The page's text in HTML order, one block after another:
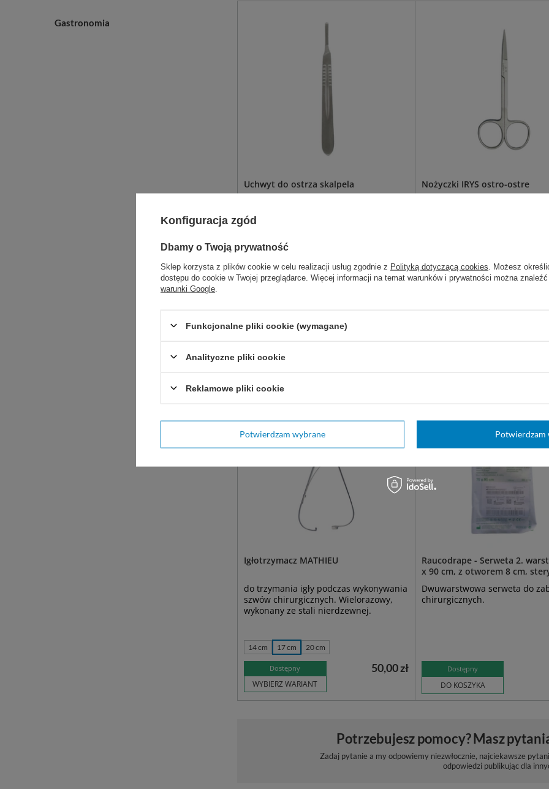
Gastronomia
Uchwyt do ostrza skalpela
nierdzewnej. Wygrawerowana miarka
podwójny nr 3 nr 4
Nożyczki IRYS ostro-ostre
proste zagięte
Zobacz także:
Igłotrzymacz MATHIEU
do trzymania igły podczas wykonywania
szwów chirurgicznych. Wielorazowy,
wykonany ze stali nierdzewnej.
14 cm 17 cm 20 cm
Dostępny
WYBIERZ WARIANT
50,00 zł
Raucodrape - Serweta 2.
x 90 cm, z otworem 8 cm,
Dwuwarstwowa serweta do
chirurgicznych.
Dostępny
DO KOSZYKA
Potrzebujesz pomocy? Masz
Zadaj pytanie a my odpowiemy niezwłocznie, najciekawsze
odpowiedzi publikując dla
Konfiguracja zgód
Dbamy o Twoją prywatność
Sklep korzysta z plików cookie w celu realizacji usług zgodnie z Polityką dotyczącą cookies . Możesz
dostępu do cookie w Twojej przeglądarce. Więcej informacji na temat warunków i prywatności można
warunki Google
Funkcjonalne pliki cookie (wymagane)
Analityczne pliki cookie
Reklamowe pliki cookie
Potwierdzam wybrane Potwierdzam